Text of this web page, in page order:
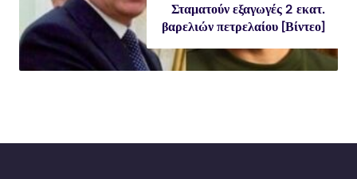
Σταματούν εξαγωγές 2 εκατ.
βαρελιών πετρελαίου [Βίντεο]